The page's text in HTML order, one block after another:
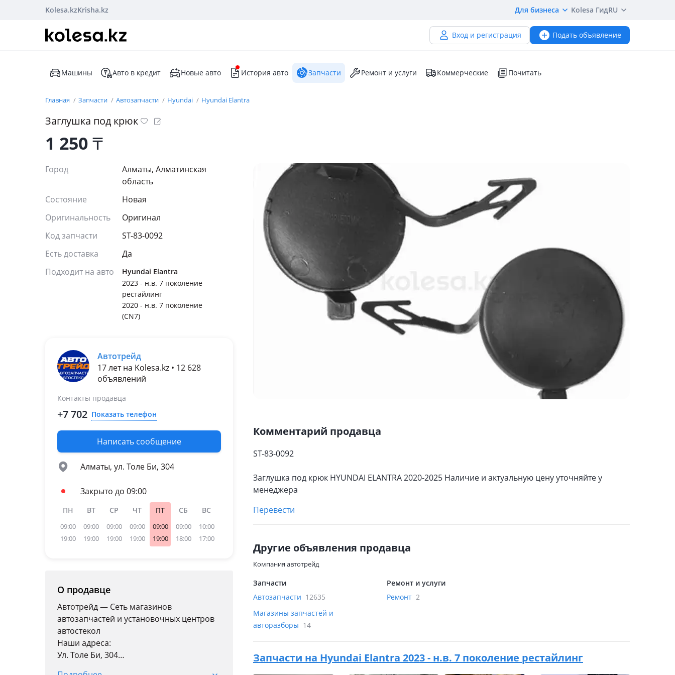
Kolesa.kzKrisha.kz Для бизнеса Kolesa ГидRU
Вход и регистрация Подать объявление
Машины Авто в кредит Новые авто История авто Запчасти Ремонт и услуги Коммерческие Почитать
Главная Запчасти Автозапчасти Hyundai Hyundai Elantra
Заглушка под крюк
1 250₸
Город
Алматы, Алматинская
область
Состояние
Новая
Оригинальность
Оригинал
Код запчасти
ST-83-0092
Есть доставка
Да
Подходит на авто
Hyundai Elantra
2023 - н.в. 7 поколение
рестайлинг
2020 - н.в. 7 поколение
(CN7)
Автотрейд
17 лет на Kolesa.kz • 12 628
объявлений
Контакты продавца
+7 702 Показать телефон
Написать сообщение
Алматы, ул. Толе Би, 304
Закрыто до 09:00
ПН
09:00
19:00
ВТ
09:00
19:00
СР
09:00
19:00
ЧТ
09:00
19:00
ПТ
09:00
19:00
СБ
09:00
18:00
ВС
10:00
17:00
О продавце
Автотрейд — Сеть магазинов
автозапчастей и установочных центров
автостекол
Наши адреса:
Ул. Толе Би, 304
Комментарий продавца
ST-83-0092
Заглушка под крюк HYUNDAI ELANTRA 2020-2025 Наличие и актуальную цену уточняйте у
менеджера
Перевести
Другие объявления продавца
Компания автотрейд
Запчасти
Автозапчасти 12635
Магазины запчастей и
авторазборы 14
Ремонт и услуги
Ремонт 2
Запчасти на Hyundai Elantra 2023 - н.в. 7 поколение рестайлинг